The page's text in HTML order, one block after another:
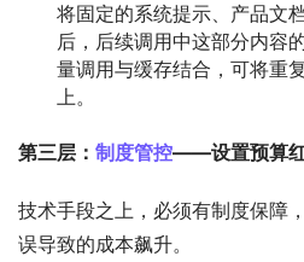
将固定的系统提示、产品文
后，后续调用中这部分内容
量调用与缓存结合，可将重
上。
第三层： 制度管控——设置预算红
技术手段之上，必须有制度保障
误导致的成本飙升。